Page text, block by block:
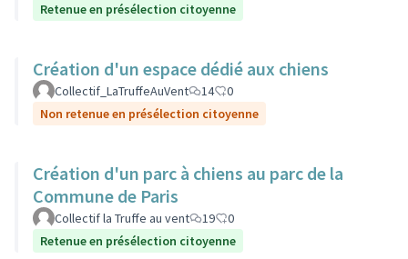
Retenue en présélection citoyenne
Création d'un espace dédié aux chiens
Collectif_LaTruffeAuVent 14
0
Non retenue en présélection citoyenne
Création d'un parc à chiens au parc de la
Commune de Paris
Collectif la Truffe au vent 19
0
Retenue en présélection citoyenne